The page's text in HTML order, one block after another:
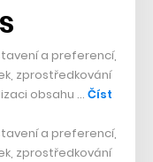
a preferencí,
zprostředkování
obsahu … Číst
a preferencí,
zprostředkování